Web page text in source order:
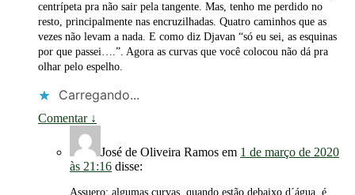
centrípeta pra não sair pela tangente. Mas, tenho me perdido no
resto, principalmente nas encruzilhadas. Quatro caminhos que as
vezes não levam a nada. E como diz Djavan “só eu sei, as esquinas
por que passei….”. Agora as curvas que você colocou não dá pra
olhar pelo espelho.
Carregando...
Comentar ↓
José de Oliveira Ramos em 1 de março de 2020
às 21:16 disse:
Assuero: algumas curvas, quando estão debaixo d´água, é